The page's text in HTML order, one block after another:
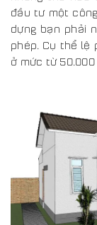
đầu tư một
dựng bạn phải
phép. Cụ thể lệ
ở mức từ 50.000